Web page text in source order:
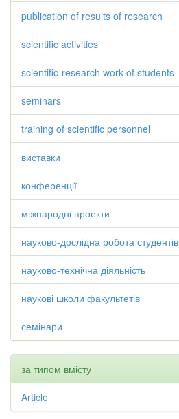
publication of results of research
scientific activities
scientific-research work of students
seminars
training of scientific personnel
виставки
конференції
міжнародні проекти
науково-дослідна робота студентів
науково-технічна діяльність
наукові школи факультетів
семінари
за типом вмісту
Article